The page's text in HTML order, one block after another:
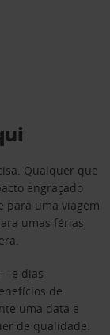
Qualquer que
engraçado
para uma viagem
umas férias
e dias
de
uma data e
de qualidade.